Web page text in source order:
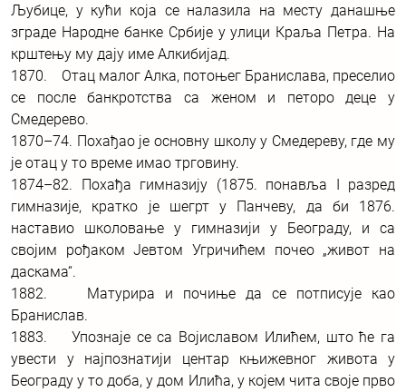
Љубице, у кући која се налазила на месту данашње
зграде Народне банке Србије у улици Краља Петра. На
крштењу му дају име Алкибијад.
1870. Отац малог Алка, потоњег Бранислава, преселио
се после банкротства са женом и петоро деце у
Смедерево.
1870–74. Похађао је основну школу у Смедереву, где му
је отац у то време имао трговину.
1874–82. Похађа гимназију (1875. понавља I разред
гимназије, кратко је шегрт у Панчеву, да би 1876.
наставио школовање у гимназији у Београду, и са
својим рођаком Јевтом Угричићем почео „живот на
даскама“.
1882. Матурира и почиње да се потписује као
Бранислав.
1883. Упознаје се са Војиславом Илићем, што ће га
увести у најпознатији центар књижевног живота у
Београду у то доба, у дом Илића, у којем чита своје прво